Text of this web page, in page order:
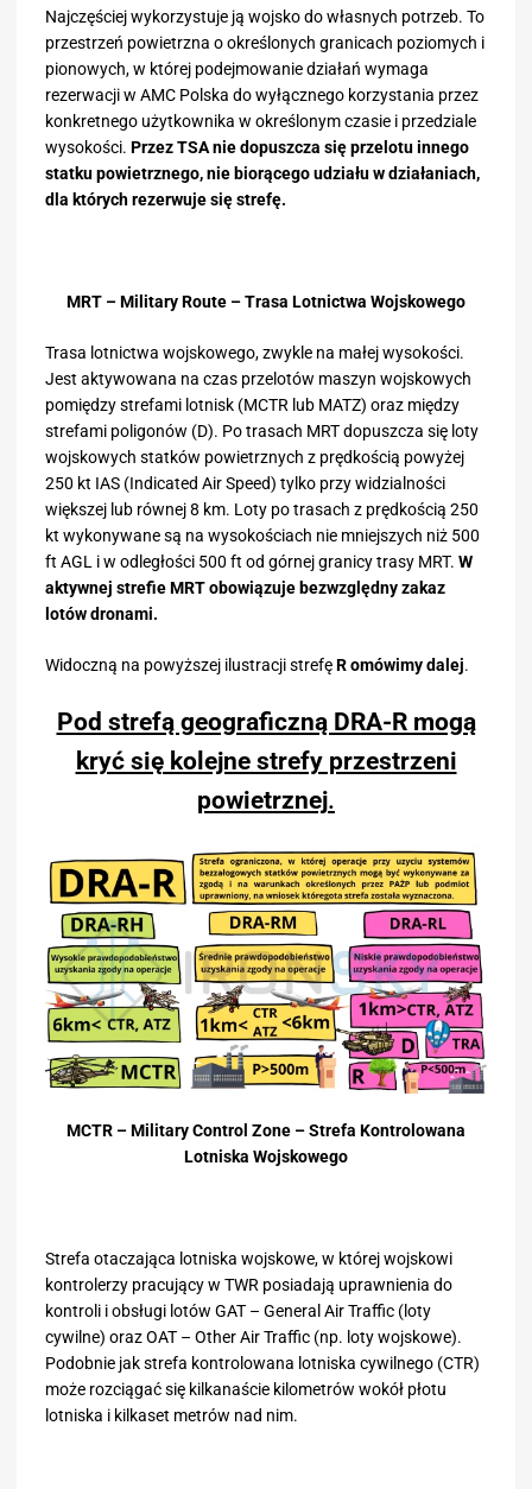
Najczęściej wykorzystuje ją wojsko do własnych potrzeb. To
przestrzeń powietrzna o określonych granicach poziomych i
pionowych, w której podejmowanie działań wymaga
rezerwacji w AMC Polska do wyłącznego korzystania przez
konkretnego użytkownika w określonym czasie i przedziale
wysokości. Przez TSA nie dopuszcza się przelotu innego
statku powietrznego, nie biorącego udziału w działaniach,
dla których rezerwuje się strefę.
MRT – Military Route – Trasa Lotnictwa Wojskowego
Trasa lotnictwa wojskowego, zwykle na małej wysokości.
Jest aktywowana na czas przelotów maszyn wojskowych
pomiędzy strefami lotnisk (MCTR lub MATZ) oraz między
strefami poligonów (D). Po trasach MRT dopuszcza się loty
wojskowych statków powietrznych z prędkością powyżej
250 kt IAS (Indicated Air Speed) tylko przy widzialności
większej lub równej 8 km. Loty po trasach z prędkością 250
kt wykonywane są na wysokościach nie mniejszych niż 500
ft AGL i w odległości 500 ft od górnej granicy trasy MRT. W
aktywnej strefie MRT obowiązuje bezwzględny zakaz
lotów dronami.
Widoczną na powyższej ilustracji strefęR omówimy dalej.
Pod strefą geograficzną DRA-R mogą
kryć się kolejne strefy przestrzeni
powietrznej.
MCTR – Military Control Zone – Strefa Kontrolowana
Lotniska Wojskowego
Strefa otaczająca lotniska wojskowe, w której wojskowi
kontrolerzy pracujący w TWR posiadają uprawnienia do
kontroli i obsługi lotów GAT – General Air Traffic (loty
cywilne) oraz OAT – Other Air Traffic (np. loty wojskowe).
Podobnie jak strefa kontrolowana lotniska cywilnego (CTR)
może rozciągać się kilkanaście kilometrów wokół płotu
lotniska i kilkaset metrów nad nim.